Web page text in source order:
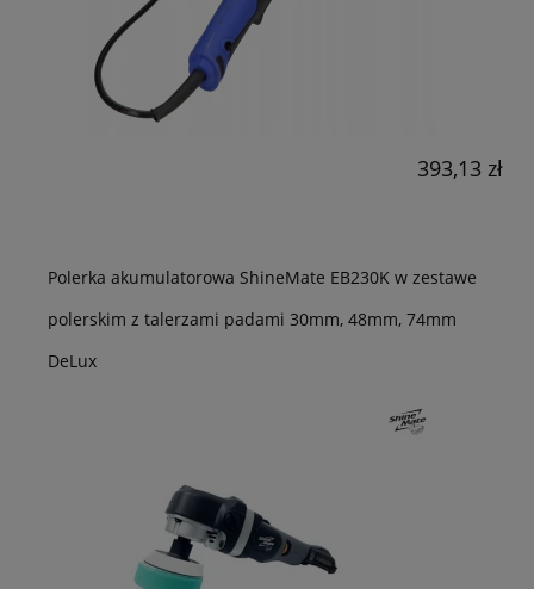
393,13 zł
Polerka akumulatorowa ShineMate EB230K w zestawe
polerskim z talerzami padami 30mm, 48mm, 74mm
DeLux